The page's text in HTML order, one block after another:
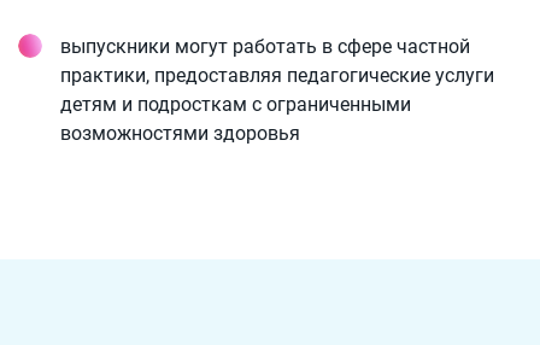
выпускники могут работать в сфере частной
практики, предоставляя педагогические услуги
детям и подросткам с ограниченными
возможностями здоровья